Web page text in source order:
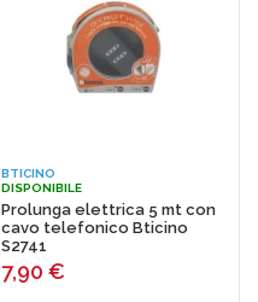
BTICINO
DISPONIBILE
Prolunga elettrica 5 mt con
cavo telefonico Bticino
S2741
7,90 €